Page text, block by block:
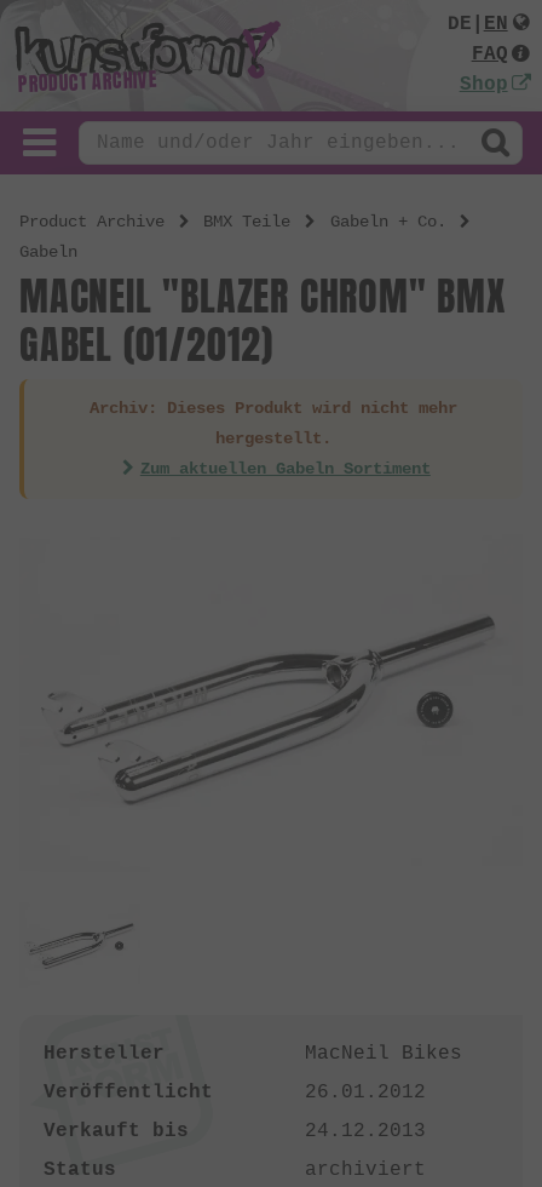
PRODUCT ARCHIVE
DE
EN
FAQ
Shop
Product Archive BMX Teile
Gabeln + Co.
Gabeln
MACNEIL "BLAZER CHROM" BMX
GABEL (01/2012)
Archiv: Dieses Produkt wird nicht mehr
hergestellt.
Zum aktuellen Gabeln Sortiment
Hersteller
MacNeil Bikes
Veröffentlicht
26.01.2012
Verkauft bis
24.12.2013
Status
archiviert